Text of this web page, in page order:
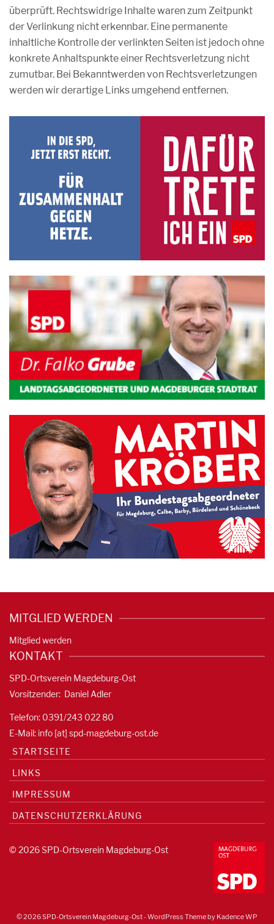
überprüft. Rechtswidrige Inhalte waren zum Zeitpunkt
der Verlinkung nicht erkennbar. Eine permanente
inhaltliche Kontrolle der verlinkten Seiten ist jedoch ohne
konkrete Anhaltspunkte einer Rechtsverletzung nicht
zumutbar. Bei Bekanntwerden von Rechtsverletzungen
werden wir derartige Links umgehend entfernen.
MITGLIED WERDEN
Mitglied werden
KONTAKT
SPD-Ortsverein Magdeburg-Ost
Vorsitzender: Daniel Adler
Telefon: 0391/243 022 80
E-Mail: info [at] spd-magdeburg-ost.de
STARTSEITE
LINKS
IMPRESSUM
DATENSCHUTZERKLÄRUNG
© 2026 SPD-Ortsverein Magdeburg-Ost
© 2026 SPD-Ortsverein Magdeburg-Ost - WordPress Theme by Kadence WP